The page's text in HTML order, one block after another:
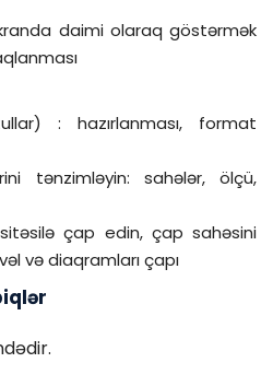
daimi olaraq göstərmək
: hazırlanması, format
tənzimləyin: sahələr, ölçü,
çap edin, çap sahəsini
və diaqramları çapı